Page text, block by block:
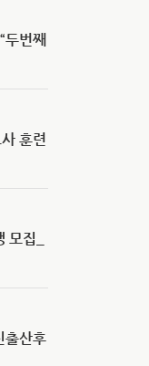
두번째
훈련
집_
출산후